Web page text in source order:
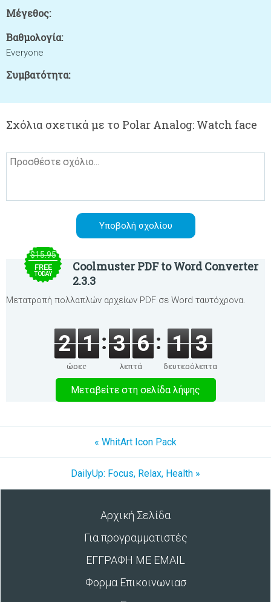
Μέγεθος:
Βαθμολογία:
Everyone
Συμβατότητα:
Σχόλια σχετικά με το Polar Analog: Watch face
$15.95
FREE
TODAY
Coolmuster PDF to Word Converter
2.3.3
Μετατροπή πολλαπλών αρχείων PDF σε Word ταυτόχρονα.
2 1
ώρες
3 6
λεπτά
1 3
δευτερόλεπτα
Μεταβείτε στη σελίδα λήψης
« WhitArt Icon Pack
DailyUp: Focus, Relax, Health »
Αρχική Σελίδα
Για προγραμματιστές
ΕΓΓΡΑΦΗ ΜΕ EMAIL
Φορμα Επικοινωνιασ